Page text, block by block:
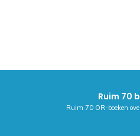
Ruim 70
Ruim 70 OR-boeken